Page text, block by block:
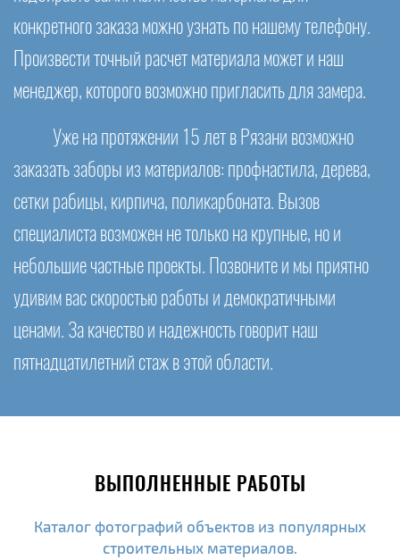
конкретного заказа можно узнать по нашему телефону.
Произвести точный расчет материала может и наш
менеджер, которого возможно пригласить для замера.
Уже на протяжении 15 лет в Рязани возможно
заказать заборы из материалов: профнастила, дерева,
сетки рабицы, кирпича, поликарбоната. Вызов
специалиста возможен не только на крупные, но и
небольшие частные проекты. Позвоните и мы приятно
удивим вас скоростью работы и демократичными
ценами. За качество и надежность говорит наш
пятнадцатилетний стаж в этой области.
ВЫПОЛНЕННЫЕ РАБОТЫ
Каталог фотографий объектов из популярных
строительных материалов.